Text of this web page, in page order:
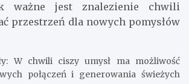
ważne jest znalezienie chwili
przestrzeń dla nowych pomysłów
W chwili ciszy umysł ma możliwość
połączeń i generowania świeżych